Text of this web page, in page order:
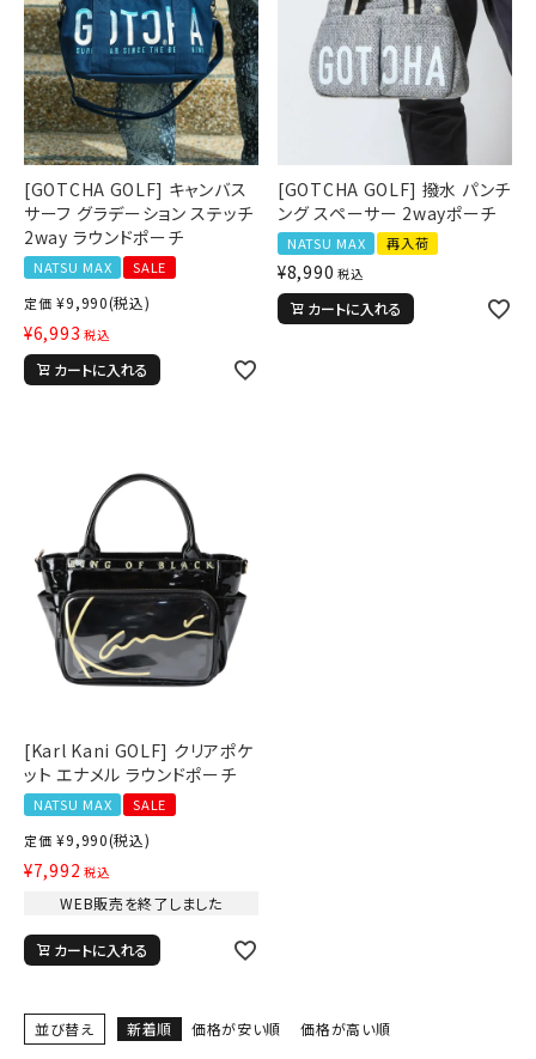
[GOTCHA GOLF] キャンバス
サーフ グラデーション ステッチ
2way ラウンドポーチ
NATSU MAX
SALE
定価 ¥9,990(税込)
¥6,993 税込
カートに入れる
[GOTCHA GOLF] 撥水 パンチ
ング スペーサー 2wayポーチ
NATSU MAX 再入荷
¥8,990 税込
カートに入れる
[Karl Kani GOLF] クリアポケ
ット エナメル ラウンドポーチ
NATSU MAX
SALE
定価 ¥9,990(税込)
¥7,992 税込
WEB販売を終了しました
カートに入れる
並び替え 新着順 価格が安い順 価格が高い順